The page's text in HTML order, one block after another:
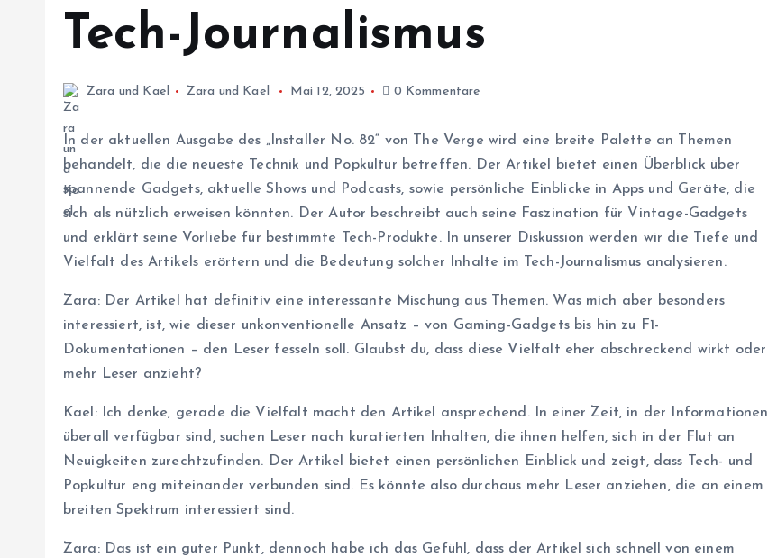
Tech-Journalismus
Zara und Kael Zara und Kael Mai 12, 2025 0 Kommentare
In der aktuellen Ausgabe des „Installer No. 82“ von The Verge wird eine breite Palette an Themen
behandelt, die die neueste Technik und Popkultur betreffen. Der Artikel bietet einen Überblick über
spannende Gadgets, aktuelle Shows und Podcasts, sowie persönliche Einblicke in Apps und Geräte, die
sich als nützlich erweisen könnten. Der Autor beschreibt auch seine Faszination für Vintage-Gadgets
und erklärt seine Vorliebe für bestimmte Tech-Produkte. In unserer Diskussion werden wir die Tiefe und
Vielfalt des Artikels erörtern und die Bedeutung solcher Inhalte im Tech-Journalismus analysieren.
Zara: Der Artikel hat definitiv eine interessante Mischung aus Themen. Was mich aber besonders
interessiert, ist, wie dieser unkonventionelle Ansatz – von Gaming-Gadgets bis hin zu F1-
Dokumentationen – den Leser fesseln soll. Glaubst du, dass diese Vielfalt eher abschreckend wirkt oder
mehr Leser anzieht?
Kael: Ich denke, gerade die Vielfalt macht den Artikel ansprechend. In einer Zeit, in der Informationen
überall verfügbar sind, suchen Leser nach kuratierten Inhalten, die ihnen helfen, sich in der Flut an
Neuigkeiten zurechtzufinden. Der Artikel bietet einen persönlichen Einblick und zeigt, dass Tech- und
Popkultur eng miteinander verbunden sind. Es könnte also durchaus mehr Leser anziehen, die an einem
breiten Spektrum interessiert sind.
Zara: Das ist ein guter Punkt, dennoch habe ich das Gefühl, dass der Artikel sich schnell von einem